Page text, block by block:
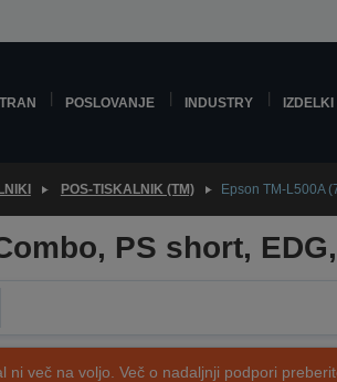
POSLOVANJE INDUSTRY IZDELKI
POS-TISKALNIK (TM) Epson TM-L500A
PS short,
ni več na voljo. Več o nadaljnji podpori